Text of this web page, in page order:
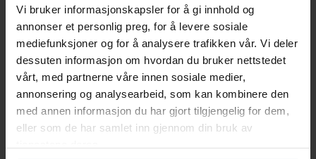
Vi bruker informasjonskapsler for å gi innhold og
annonser et personlig preg, for å levere sosiale
mediefunksjoner og for å analysere trafikken vår. Vi deler
dessuten informasjon om hvordan du bruker nettstedet
vårt, med partnerne våre innen sosiale medier,
annonsering og analysearbeid, som kan kombinere den
med annen informasjon du har gjort tilgjengelig for dem,
eller som de har samlet inn gjennom din bruk av